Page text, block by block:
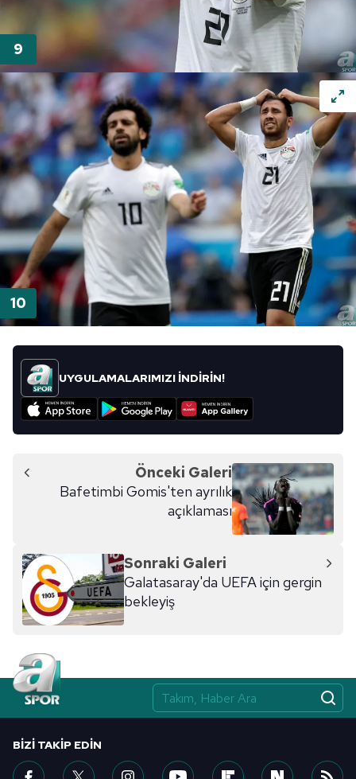
UYGULAMALARIMIZI İNDİRİN!
Önceki Galeri
Bafetimbi Gomis'ten ayrılık
açıklaması
Sonraki Galeri
Galatasaray'da UEFA için gergin
bekleyiş
BIZI TAKIP EDIN